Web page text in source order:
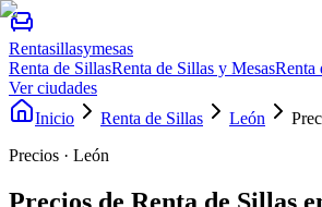
Rentasillasymesas
Renta de SillasRenta de Sillas y MesasRenta
Ver ciudades
Inicio
Renta de Sillas León
Precios · León